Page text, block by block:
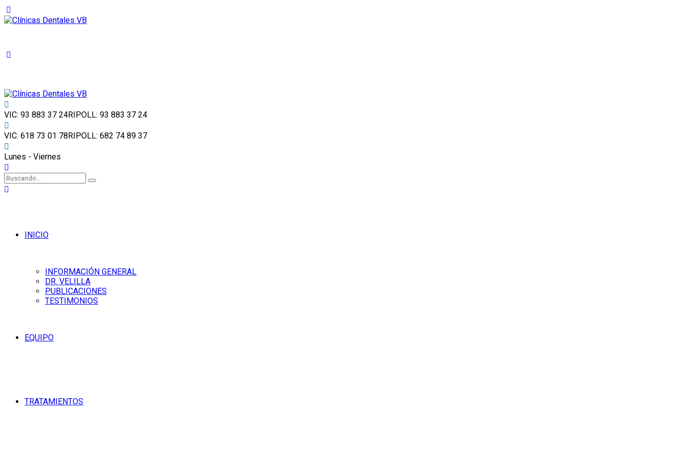
VIC: 93 883 37 24RIPOLL: 93 883 37 24
VIC: 618 73 01 78RIPOLL: 682 74 89 37
Lunes - Viernes
INICIO
INFORMACIÓN GENERAL
DR. VELILLA
PUBLICACIONES
TESTIMONIOS
EQUIPO
TRATAMIENTOS